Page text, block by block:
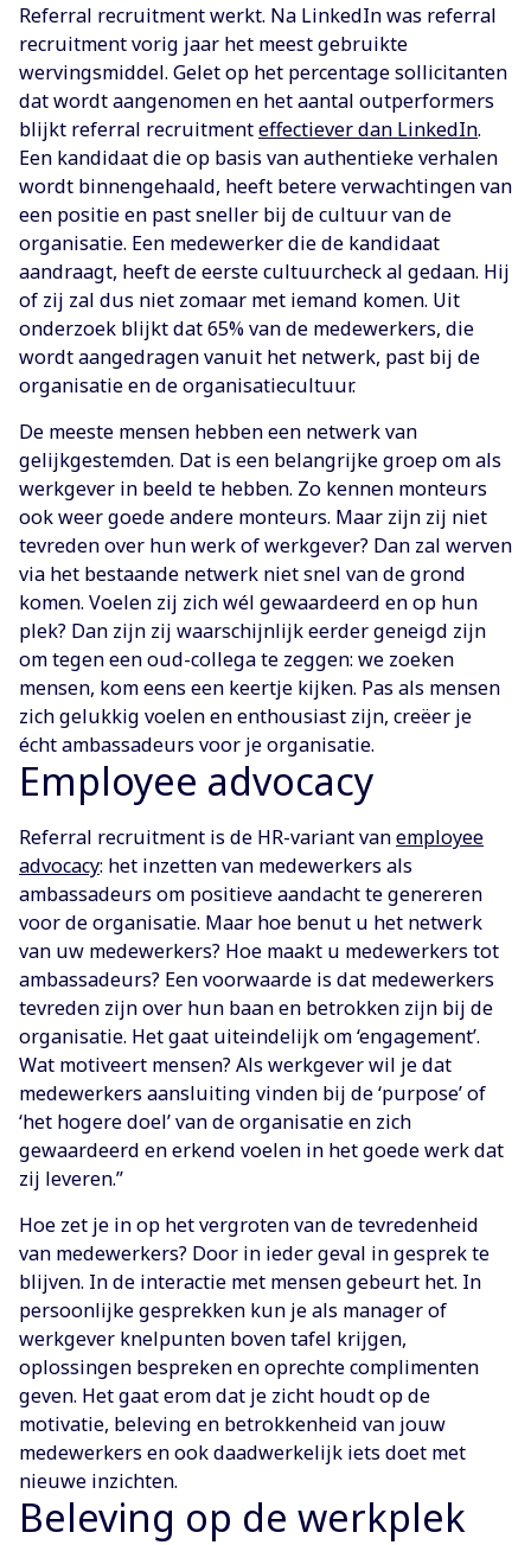
Referral recruitment werkt. Na LinkedIn was referral
recruitment vorig jaar het meest gebruikte
wervingsmiddel. Gelet op het percentage sollicitanten
dat wordt aangenomen en het aantal outperformers
blijkt referral recruitmenteffectiever dan LinkedIn.
Een kandidaat die op basis van authentieke verhalen
wordt binnengehaald, heeft betere verwachtingen van
een positie en past sneller bij de cultuur van de
organisatie. Een medewerker die de kandidaat
aandraagt, heeft de eerste cultuurcheck al gedaan. Hij
of zij zal dus niet zomaar met iemand komen. Uit
onderzoek blijkt dat 65% van de medewerkers, die
wordt aangedragen vanuit het netwerk, past bij de
organisatie en de organisatiecultuur.
De meeste mensen hebben een netwerk van
gelijkgestemden. Dat is een belangrijke groep om als
werkgever in beeld te hebben. Zo kennen monteurs
ook weer goede andere monteurs. Maar zijn zij niet
tevreden over hun werk of werkgever? Dan zal werven
via het bestaande netwerk niet snel van de grond
komen. Voelen zij zich wél gewaardeerd en op hun
plek? Dan zijn zij waarschijnlijk eerder geneigd zijn
om tegen een oud-collega te zeggen: we zoeken
mensen, kom eens een keertje kijken. Pas als mensen
zich gelukkig voelen en enthousiast zijn, creëer je
écht ambassadeurs voor je organisatie.
Employee advocacy
Referral recruitment is de HR-variant vanemployee
advocacy: het inzetten van medewerkers als
ambassadeurs om positieve aandacht te genereren
voor de organisatie. Maar hoe benut u het netwerk
van uw medewerkers? Hoe maakt u medewerkers tot
ambassadeurs? Een voorwaarde is dat medewerkers
tevreden zijn over hun baan en betrokken zijn bij de
organisatie. Het gaat uiteindelijk om ‘engagement’.
Wat motiveert mensen? Als werkgever wil je dat
medewerkers aansluiting vinden bij de ‘purpose’ of
‘het hogere doel’ van de organisatie en zich
gewaardeerd en erkend voelen in het goede werk dat
zij leveren.”
Hoe zet je in op het vergroten van de tevredenheid
van medewerkers? Door in ieder geval in gesprek te
blijven. In de interactie met mensen gebeurt het. In
persoonlijke gesprekken kun je als manager of
werkgever knelpunten boven tafel krijgen,
oplossingen bespreken en oprechte complimenten
geven. Het gaat erom dat je zicht houdt op de
motivatie, beleving en betrokkenheid van jouw
medewerkers en ook daadwerkelijk iets doet met
nieuwe inzichten.
Beleving op de werkplek